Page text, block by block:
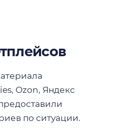
Ozon, Яндекс
по ситуации.